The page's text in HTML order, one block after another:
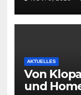
AKTUELLES
Von
und